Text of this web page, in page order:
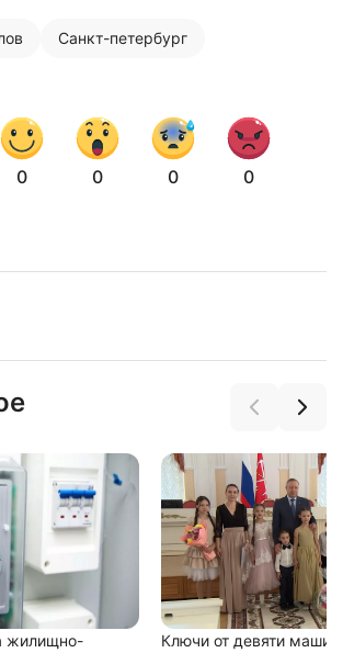
Санкт-петербург
0 0 0 0
жилищно-
Ключи от девяти машин